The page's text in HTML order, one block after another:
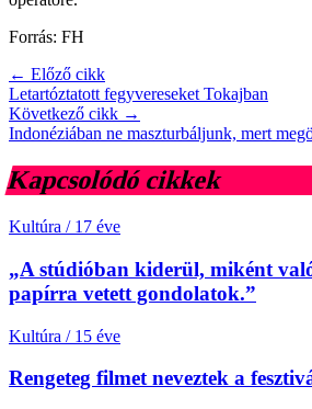
Forrás: FH
← Előző cikk
Letartóztatott fegyvereseket Tokajban
Következő cikk →
Indonéziában ne maszturbáljunk, mert
Kapcsolódó cikkek
Kultúra / 17 éve
„A stúdióban kiderül, miként
papírra vetett gondolatok.”
Kultúra / 15 éve
Rengeteg filmet neveztek a